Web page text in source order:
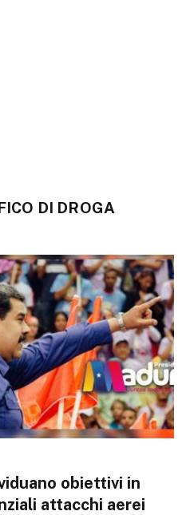
DI DROGA
obiettivi in
attacchi aerei